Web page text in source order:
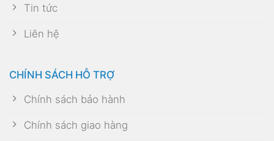
Tin tức
Liên hệ
CHÍNH SÁCH HỖ TRỢ
Chính sách bảo hành
Chính sách giao hàng